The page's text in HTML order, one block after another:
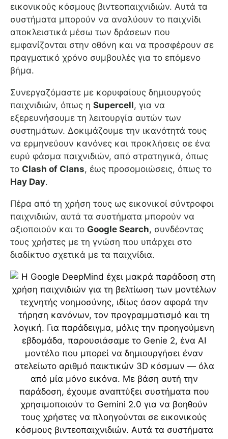
εικονικούς κόσμους βιντεοπαιχνιδιών. Αυτά τα
συστήματα μπορούν να αναλύουν το παιχνίδι
αποκλειστικά μέσω των δράσεων που
εμφανίζονται στην οθόνη και να προσφέρουν σε
πραγματικό χρόνο συμβουλές για το επόμενο
βήμα.
Συνεργαζόμαστε με κορυφαίους δημιουργούς
παιχνιδιών, όπως η Supercell, για να
εξερευνήσουμε τη λειτουργία αυτών των
συστημάτων. Δοκιμάζουμε την ικανότητά τους
να ερμηνεύουν κανόνες και προκλήσεις σε ένα
ευρύ φάσμα παιχνιδιών, από στρατηγικά, όπως
το Clash of Clans, έως προσομοιώσεις, όπως το
Hay Day.
Πέρα από τη χρήση τους ως εικονικοί σύντροφοι
παιχνιδιών, αυτά τα συστήματα μπορούν να
αξιοποιούν και το Google Search, συνδέοντας
τους χρήστες με τη γνώση που υπάρχει στο
διαδίκτυο σχετικά με τα παιχνίδια.